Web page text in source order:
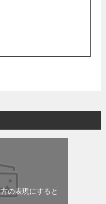
の表現にすると